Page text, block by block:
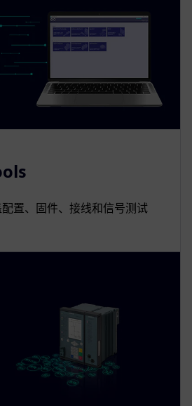
置、固件、接线和信号测试